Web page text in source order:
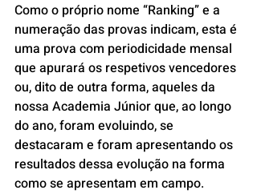
Como o próprio nome “Ranking” e a
numeração das provas indicam, esta é
uma prova com periodicidade mensal
que apurará os respetivos vencedores
ou, dito de outra forma, aqueles da
nossa Academia Júnior que, ao longo
do ano, foram evoluindo, se
destacaram e foram apresentando os
resultados dessa evolução na forma
como se apresentam em campo.